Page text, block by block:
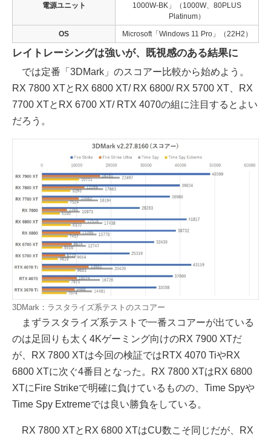
電源ユニット
1000W-BK」（1000W、80PLUS
Platinum）
OS Microsoft「Windows 11 Pro」（22H2）
レイトレーシングは強いが、既視感のある結果に
では定番「3DMark」のスコアー比較から始めよう。
RX 7800 XTとRX 6800 XT/ RX 6800/ RX 5700 XT、RX
7700 XTとRX 6700 XT/ RTX 4070の組に注目するとよい
だろう。
3DMark：ラスタライズ系テストのスコアー
まずラスタライズ系テストで一番スコアーが出ている
のは足回りも太く4Kゲーミング向けのRX 7900 XTだ
が、RX 7800 XTは今回の検証ではRTX 4070 TiやRX
6800 XTに次ぐ4番目となった。RX 7800 XTはRX 6800
XTにFire Strikeで明確に負けているものの、Time Spyや
Time Spy Extremeでは良い勝負をしている。
RX 7800 XTとRX 6800 XTはCU数こそ同じだが、RX